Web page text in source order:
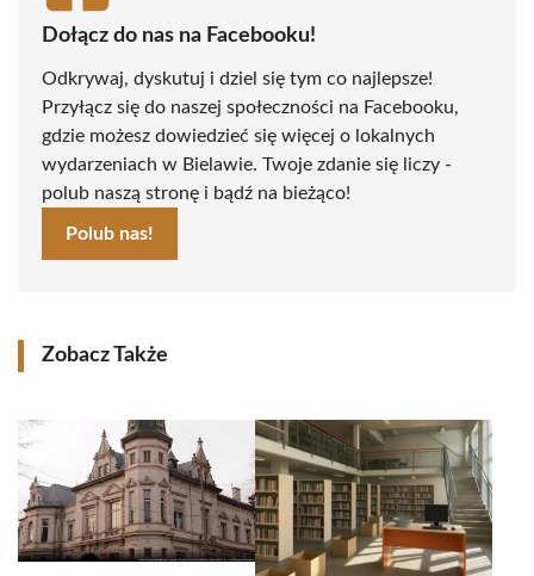
Dołącz do nas na Facebooku!
Odkrywaj, dyskutuj i dziel się tym co najlepsze!
Przyłącz się do naszej społeczności na Facebooku,
gdzie możesz dowiedzieć się więcej o lokalnych
wydarzeniach w Bielawie. Twoje zdanie się liczy -
polub naszą stronę i bądź na bieżąco!
Polub nas!
Zobacz Także